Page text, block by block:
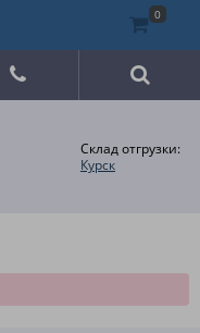
Склад отгрузки:
Курск
0